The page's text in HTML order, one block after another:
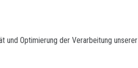
und Optimierung der Verarbeitung unserer